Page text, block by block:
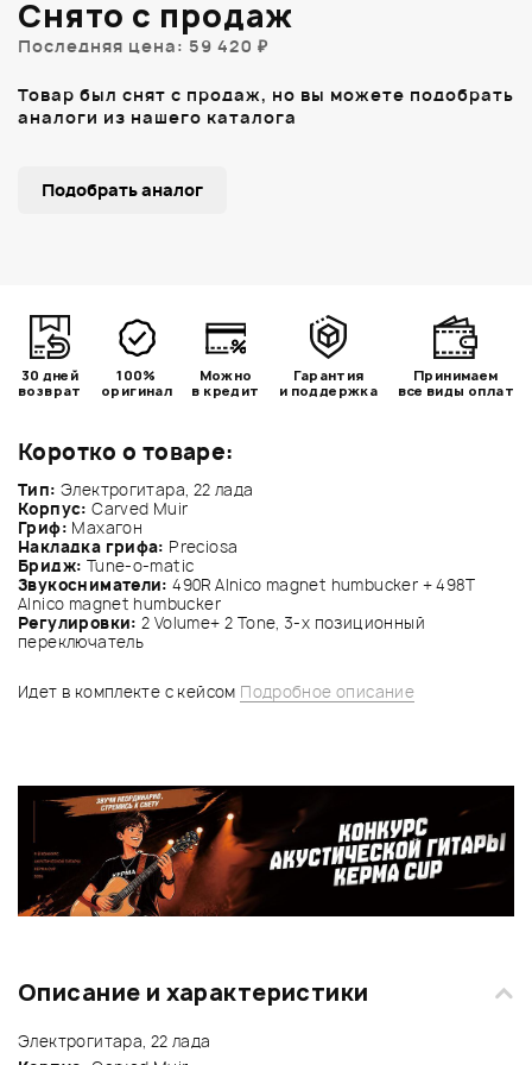
Коротко о товаре:
Тип: Электрогитара, 22 лада
Корпус: Carved Muir
Гриф: Махагон
Накладка грифа: Preciosa
Бридж: Tune-o-matic
Звукосниматели: 490R Alnico magnet humbucker + 498T
Alnico magnet humbucker
Регулировки: 2 Volume+ 2 Tone, 3-х позиционный
переключатель
Идет в комплекте с кейсом Подробное описание
Снято с продаж
Последняя цена: 59 420 ₽
Товар был снят с продаж, но вы можете подобрать
аналоги из нашего каталога
Подобрать аналог
30 дней
возврат
100%
оригинал
Можно
в кредит
Гарантия
и поддержка
Принимаем
все виды оплат
Описание и характеристики
Электрогитара, 22 лада